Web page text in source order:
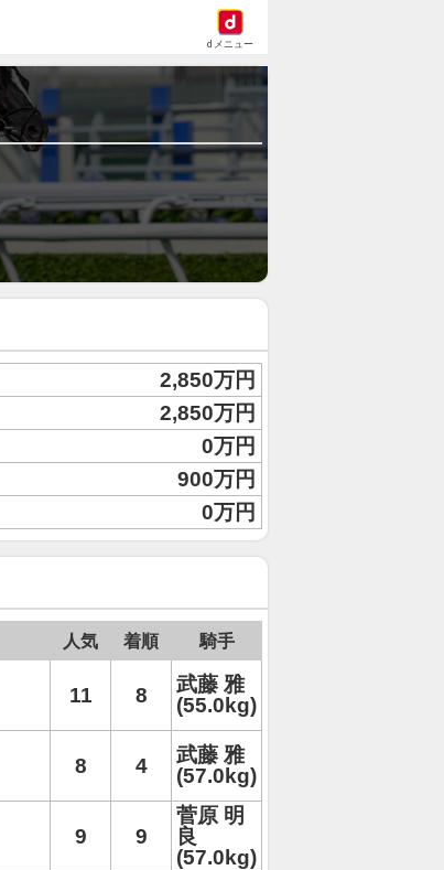
dメニュー
2,850万円
2,850万円
0万円
900万円
0万円
人気 着順 騎手
11 8
武藤 雅
(55.0kg)
8 4
武藤 雅
(57.0kg)
9 9
菅原 明
良
(57.0kg)